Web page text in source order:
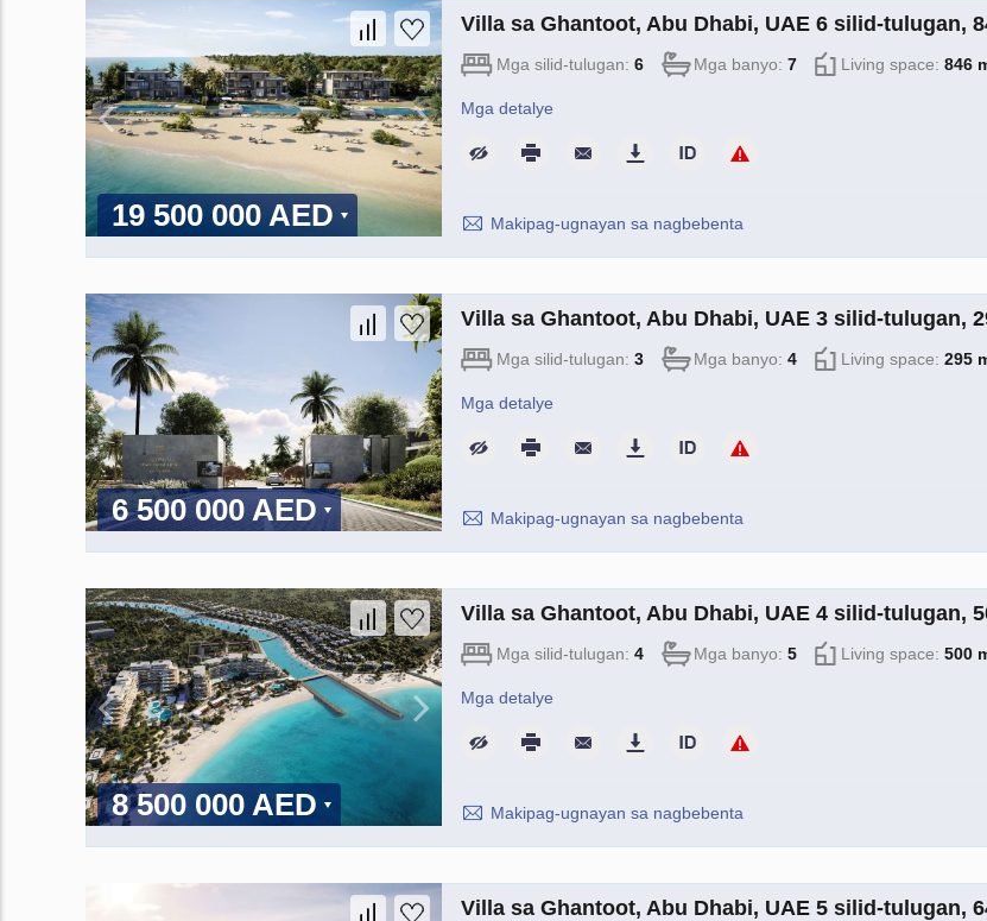
19 500 000 AED
Villa sa Ghantoot, Abu Dhabi, UAE 6 silid-tulugan,
Mga silid-tulugan: 6 Mga banyo: 7 Living space: 846
Mga detalye
Makipag-ugnayan sa nagbebenta
6 500 000 AED
Villa sa Ghantoot, Abu Dhabi, UAE 3 silid-tulugan,
Mga silid-tulugan: 3 Mga banyo: 4 Living space: 295
Mga detalye
Makipag-ugnayan sa nagbebenta
8 500 000 AED
Villa sa Ghantoot, Abu Dhabi, UAE 4 silid-tulugan,
Mga silid-tulugan: 4 Mga banyo: 5 Living space: 500
Mga detalye
Makipag-ugnayan sa nagbebenta
Villa sa Ghantoot, Abu Dhabi, UAE 5 silid-tulugan,